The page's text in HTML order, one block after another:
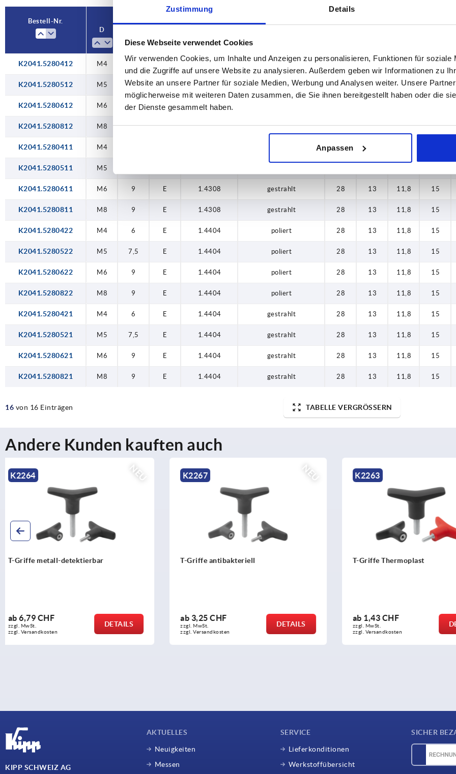
Zustimmung Details
Diese Webseite verwendet Cookies
Wir verwenden Cookies, um Inhalte und Anzeigen zu personalisieren, Funktionen für soziale
und die Zugriffe auf unsere Website zu analysieren. Außerdem geben wir Informationen zu
Website an unsere Partner für soziale Medien, Werbung und Analysen weiter. Unsere
möglicherweise mit weiteren Daten zusammen, die Sie ihnen bereitgestellt haben oder die
der Dienste gesammelt haben.
Anpassen
Bestell-Nr.
D
K2041.5280412 M4 1.4308 poliert 13
K2041.5280512 M5 7,5 E 1.4308 poliert 28 13 11,8 15
K2041.5280612 M6 9 E 1.4308
K2041.5280812 M8 9 E 1.4308 poliert 28 13 11,8 15
K2041.5280411 M4 28
K2041.5280511 M5
K2041.5280611 M6 9 E 1.4308 gestrahlt 28 13 11,8 15
K2041.5280811 M8 9 E 1.4308 gestrahlt 28 13 11,8 15
K2041.5280422 M4 6 E 1.4404 poliert 28 13 11,8 15
K2041.5280522 M5 7,5 E 1.4404 poliert 28 13 11,8 15
K2041.5280622 M6 9 E 1.4404 poliert 28 13 11,8 15
K2041.5280822 M8 9 E 1.4404 poliert 28 13 11,8 15
K2041.5280421 M4 6 E 1.4404 gestrahlt 28 13 11,8 15
K2041.5280521 M5 7,5 E 1.4404 gestrahlt 28 13 11,8 15
K2041.5280621 M6 9 E 1.4404 gestrahlt 28 13 11,8 15
K2041.5280821 M8 9 E 1.4404 gestrahlt 28 13 11,8 15
16 von 16 Einträgen TABELLE VERGRÖSSERN
Andere Kunden kauften auch
NEU
K2267
T-Griffe antibakteriell
ab3,25 CHF
zzgl. MwSt.
zzgl. Versandkosten
DETAILS
NEU
K2263
T-Griffe Thermoplast
ab1,43 CHF
zzgl. MwSt.
zzgl. Versandkosten
DETAILS
K2265
T-Griffe visuell-detektierbar
ab6,16 CHF
zzgl. MwSt.
zzgl. Versandkosten
KIPP SCHWEIZ AG
AKTUELLES
Neuigkeiten
Messen
SERVICE
Lieferkonditionen
Werkstoffübersicht
SICHER